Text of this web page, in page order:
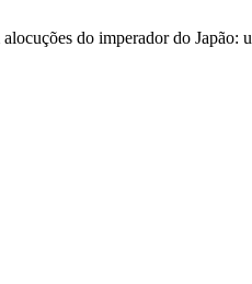
do imperador do Japão: